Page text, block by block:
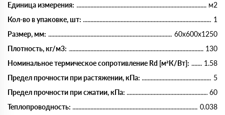
Единица измерения:
м2
Кол-во в упаковке, шт:
1
Размер, мм:
60х600х1250
Плотность, кг/м3:
130
Номинальное термическое сопротивление Rd [м²К/Вт]:
1.58
Предел прочности при растяжении, кПа:
5
Предел прочности при сжатии, кПа:
60
Теплопроводность:
0.038